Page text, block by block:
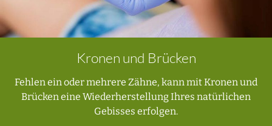
Kronen und Brücken
Fehlen ein oder mehrere Zähne, kann mit Kronen und
Brücken eine Wiederherstellung Ihres natürlichen
Gebisses erfolgen.